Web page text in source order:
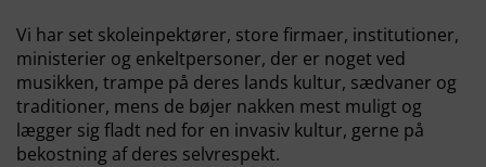
Vi har set skoleinpektører, store firmaer, institutioner,
ministerier og enkeltpersoner, der er noget ved
musikken, trampe på deres lands kultur, sædvaner og
traditioner, mens de bøjer nakken mest muligt og
lægger sig fladt ned for en invasiv kultur, gerne på
bekostning af deres selvrespekt.